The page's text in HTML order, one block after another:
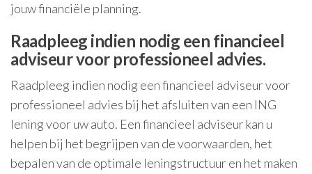
jouw financiële planning.
Raadpleeg indien nodig een financieel
adviseur voor professioneel advies.
Raadpleeg indien nodig een financieel adviseur voor
professioneel advies bij het afsluiten van een ING
lening voor uw auto. Een financieel adviseur kan u
helpen bij het begrijpen van de voorwaarden, het
bepalen van de optimale leningstructuur en het maken